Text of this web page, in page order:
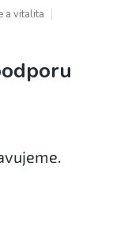
a vitalita